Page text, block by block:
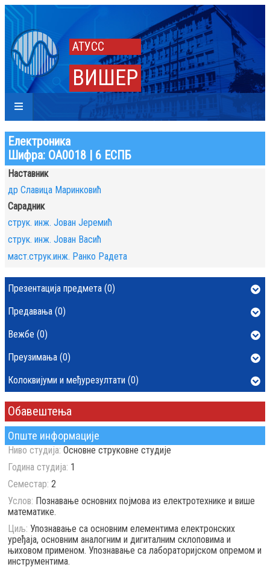
АТУСС
ВИШЕР
Електроника
Шифра: ОА0018 | 6 ЕСПБ
Опште информације
Ниво студија: Основне струковне студије
Година студија: 1
Семестар: 2
Услов: Познавање основних појмова из електротехнике и више
математике.
Циљ: Упознавање са основним елементима електронских
уређаја, основним аналогним и дигиталним склоповима и
њиховом применом. Упознавање са лабораторијском опремом и
инструментима.
Наставник
др Славица Маринковић
Сарадник
струк. инж. Јован Јеремић
струк. инж. Јован Васић
маст.струк.инж. Ранко Радета
Презентација предмета (0)
Предавања (0)
Вежбе (0)
Преузимања (0)
Колоквијуми и међурезултати (0)
Обавештења